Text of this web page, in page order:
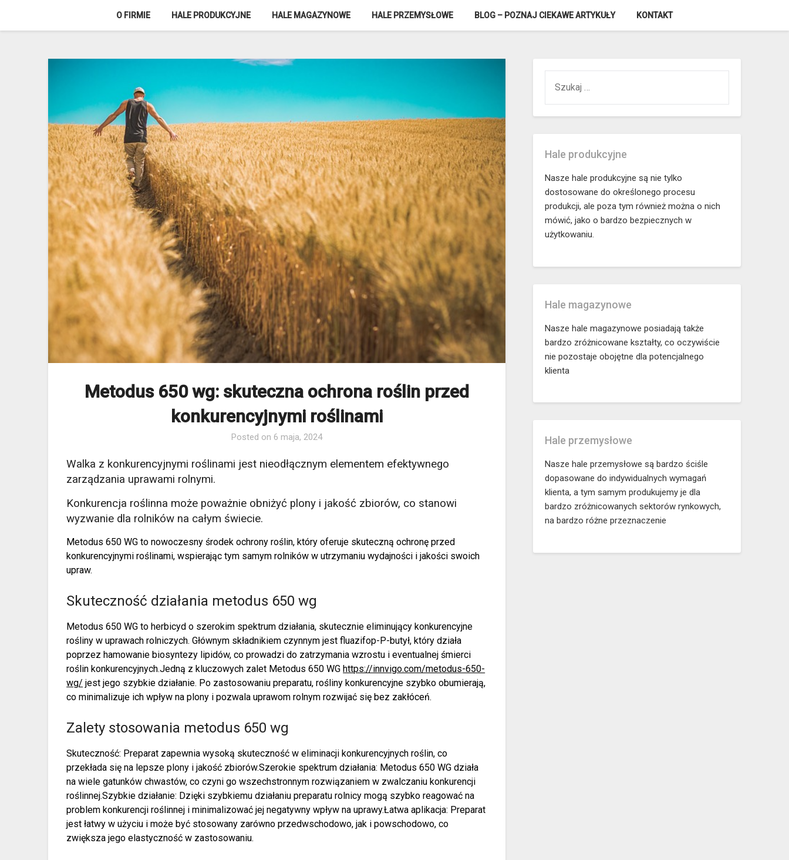
O FIRMIE HALE PRODUKCYJNE HALE MAGAZYNOWE HALE PRZEMYSŁOWE BLOG – POZNAJ CIEKAWE ARTYKUŁY KONTAKT
Metodus 650 wg: skuteczna ochrona roślin przed
konkurencyjnymi roślinami
Posted on 6 maja, 2024
Walka z konkurencyjnymi roślinami jest nieodłącznym elementem efektywnego
zarządzania uprawami rolnymi.
Konkurencja roślinna może poważnie obniżyć plony i jakość zbiorów, co stanowi
wyzwanie dla rolników na całym świecie.
Metodus 650 WG to nowoczesny środek ochrony roślin, który oferuje skuteczną ochronę przed
konkurencyjnymi roślinami, wspierając tym samym rolników w utrzymaniu wydajności i jakości swoich
upraw.
Skuteczność działania metodus 650 wg
Metodus 650 WG to herbicyd o szerokim spektrum działania, skutecznie eliminujący konkurencyjne
rośliny w uprawach rolniczych. Głównym składnikiem czynnym jest fluazifop-P-butył, który działa
poprzez hamowanie biosyntezy lipidów, co prowadzi do zatrzymania wzrostu i eventualnej śmierci
roślin konkurencyjnych.Jedną z kluczowych zalet Metodus 650 WG https://innvigo.com/metodus-650-
wg/ jest jego szybkie działanie. Po zastosowaniu preparatu, rośliny konkurencyjne szybko obumierają,
co minimalizuje ich wpływ na plony i pozwala uprawom rolnym rozwijać się bez zakłóceń.
Zalety stosowania metodus 650 wg
Skuteczność: Preparat zapewnia wysoką skuteczność w eliminacji konkurencyjnych roślin, co
przekłada się na lepsze plony i jakość zbiorów.Szerokie spektrum działania: Metodus 650 WG działa
na wiele gatunków chwastów, co czyni go wszechstronnym rozwiązaniem w zwalczaniu konkurencji
roślinnej.Szybkie działanie: Dzięki szybkiemu działaniu preparatu rolnicy mogą szybko reagować na
problem konkurencji roślinnej i minimalizować jej negatywny wpływ na uprawy.Łatwa aplikacja: Preparat
jest łatwy w użyciu i może być stosowany zarówno przedwschodowo, jak i powschodowo, co
zwiększa jego elastyczność w zastosowaniu.
Hale produkcyjne
Nasze hale produkcyjne są nie tylko
dostosowane do określonego procesu
produkcji, ale poza tym również można o nich
mówić, jako o bardzo bezpiecznych w
użytkowaniu.
Hale magazynowe
Nasze hale magazynowe posiadają także
bardzo zróżnicowane kształty, co oczywiście
nie pozostaje obojętne dla potencjalnego
klienta
Hale przemysłowe
Nasze hale przemysłowe są bardzo ściśle
dopasowane do indywidualnych wymagań
klienta, a tym samym produkujemy je dla
bardzo zróżnicowanych sektorów rynkowych,
na bardzo różne przeznaczenie